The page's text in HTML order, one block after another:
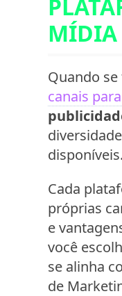
MÍDIA
Quando
canais
disponíveis.
Cada
próprias
e
você
se alinha
de